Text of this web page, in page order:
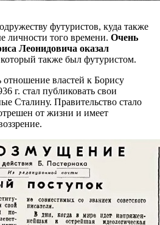
футуристов, куда также
личности того времени. Очень
Леонидовича оказал
также был футуристом.
властей к Борису
г. стал публиковать свои
Сталину. Правительство стало
от жизни и имеет